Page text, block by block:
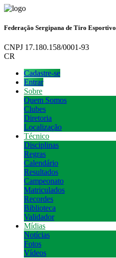
Federação Sergipana de Tiro Esportivo
CNPJ 17.180.158/0001-93
CR
Cadastre-se
Entrar
Sobre
Quem Somos
Clubes
Diretoria
Localização
Técnico
Disciplinas
Regras
Calendário
Resultados
Campeonato
Matriculados
Recordes
Biblioteca
Validador
Mídias
Notícias
Fotos
Vídeos